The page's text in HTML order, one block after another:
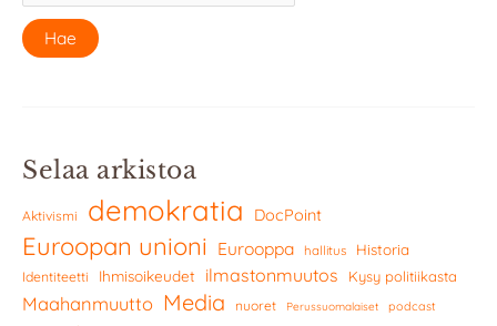
Selaa arkistoa
Aktivismi demokratia DocPoint
Euroopan unioni Eurooppa hallitus Historia
Identiteetti Ihmisoikeudet ilmastonmuutos Kysy politiikasta
Maahanmuutto Media nuoret Perussuomalaiset podcast